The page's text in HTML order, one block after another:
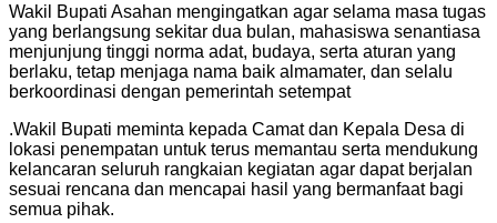
Wakil Bupati Asahan mengingatkan agar selama masa tugas
yang berlangsung sekitar dua bulan, mahasiswa senantiasa
menjunjung tinggi norma adat, budaya, serta aturan yang
berlaku, tetap menjaga nama baik almamater, dan selalu
berkoordinasi dengan pemerintah setempat
.Wakil Bupati meminta kepada Camat dan Kepala Desa di
lokasi penempatan untuk terus memantau serta mendukung
kelancaran seluruh rangkaian kegiatan agar dapat berjalan
sesuai rencana dan mencapai hasil yang bermanfaat bagi
semua pihak.